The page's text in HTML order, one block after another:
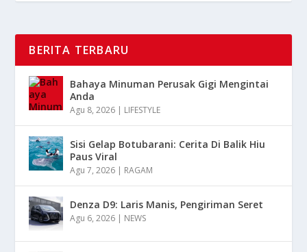
BERITA TERBARU
Bahaya Minuman Perusak Gigi Mengintai
Anda
Agu 8, 2026 | LIFESTYLE
Sisi Gelap Botubarani: Cerita Di Balik Hiu
Paus Viral
Agu 7, 2026 | RAGAM
Denza D9: Laris Manis, Pengiriman Seret
Agu 6, 2026 | NEWS